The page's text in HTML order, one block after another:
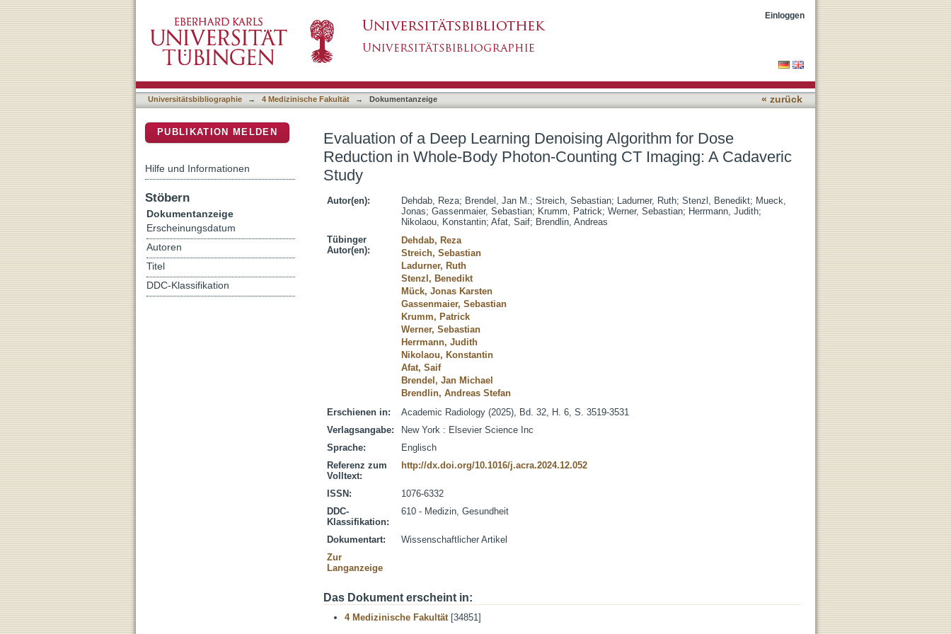
Evaluation of a Deep Learning Denoising Algorithm for Dose Reduction in Whole-Body Photon-
Counting CT Imaging: A Cadaveric Study
Einloggen
Universitätsbibliographie → 4 Medizinische Fakultät → Dokumentanzeige « zurück
Evaluation of a Deep Learning Denoising Algorithm for Dose
Reduction in Whole-Body Photon-Counting CT Imaging: A Cadaveric
Study
Autor(en): Dehdab, Reza; Brendel, Jan M.; Streich, Sebastian; Ladurner, Ruth; Stenzl, Benedikt; Mueck,
Jonas; Gassenmaier, Sebastian; Krumm, Patrick; Werner, Sebastian; Herrmann, Judith;
Nikolaou, Konstantin; Afat, Saif; Brendlin, Andreas
Tübinger
Autor(en):
Dehdab, Reza
Streich, Sebastian
Ladurner, Ruth
Stenzl, Benedikt
Mück, Jonas Karsten
Gassenmaier, Sebastian
Krumm, Patrick
Werner, Sebastian
Herrmann, Judith
Nikolaou, Konstantin
Afat, Saif
Brendel, Jan Michael
Brendlin, Andreas Stefan
Erschienen in:
Academic Radiology (2025), Bd. 32, H. 6, S. 3519-3531
Verlagsangabe:
New York : Elsevier Science Inc
Sprache:
Englisch
Referenz zum
Volltext:
http://dx.doi.org/10.1016/j.acra.2024.12.052
ISSN:
1076-6332
DDC-
Klassifikation:
610 - Medizin, Gesundheit
Dokumentart:
Wissenschaftlicher Artikel
Zur
Langanzeige
Das Dokument erscheint in:
4 Medizinische Fakultät[34851]
PUBLIKATION MELDEN
Hilfe und Informationen
Stöbern
Dokumentanzeige
Erscheinungsdatum
Autoren
Titel
DDC-Klassifikation